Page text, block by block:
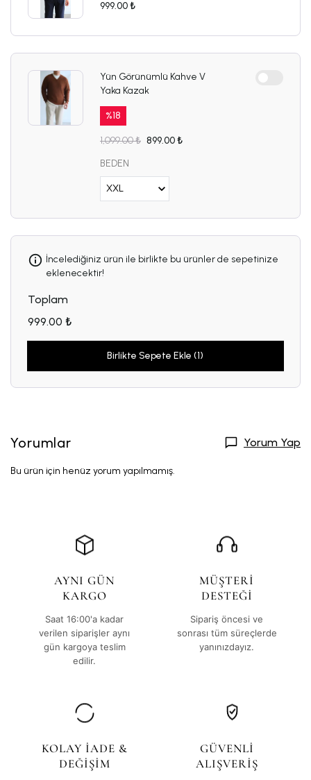
999.00 ₺
Yün Görünümlü Kahve V
Yaka Kazak
%18
1,099.00 ₺ 899.00 ₺
BEDEN
İncelediğiniz ürün ile birlikte bu ürünler de sepetinize
eklenecektir!
Toplam
999.00 ₺
Birlikte Sepete Ekle (1)
Yorumlar Yorum Yap
Bu ürün için henüz yorum yapılmamış.
AYNI GÜN
KARGO
Saat 16:00'a kadar
verilen siparişler aynı
gün kargoya teslim
edilir.
MÜŞTERİ
DESTEĞİ
Sipariş öncesi ve
sonrası tüm süreçlerde
yanınızdayız.
KOLAY İADE &
DEĞİŞİM
GÜVENLİ
ALIŞVERİŞ